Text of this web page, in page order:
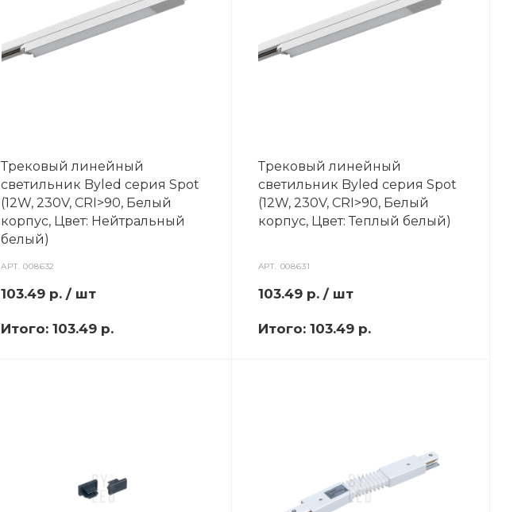
Трековый линейный
светильник Byled серия Spot
(12W, 230V, CRI>90, Белый
корпус, Цвет: Нейтральный
белый)
АРТ.008632
103.49 р. / шт
Итого:103.49 р.
Трековый линейный
светильник Byled серия Spot
(12W, 230V, CRI>90, Белый
корпус, Цвет: Теплый белый)
АРТ. 008631
103.49 р./ шт
Итого: 103.49 р.